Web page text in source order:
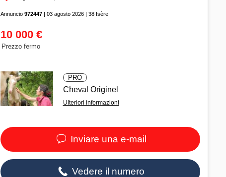
Annuncio972447 | 03 agosto 2026 | 38 Isère
10 000 €
Prezzo fermo
PRO
Cheval Originel
Ulteriori informazioni
Inviare una e-mail
Vedere il numero